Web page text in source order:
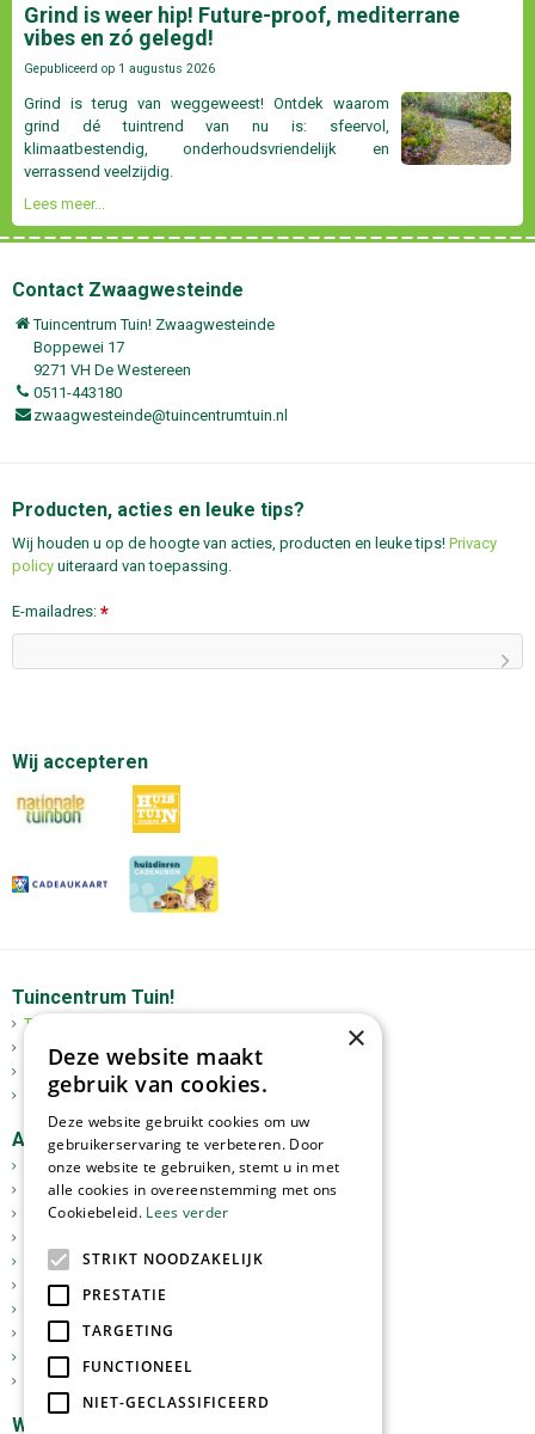
Grind is weer hip! Future-proof, mediterrane
vibes en zó gelegd!
Gepubliceerd op 1 augustus 2026
Grind is terug van weggeweest! Ontdek waarom
grind dé tuintrend van nu is: sfeervol,
klimaatbestendig, onderhoudsvriendelijk en
verrassend veelzijdig.
Lees meer...
Contact Zwaagwesteinde
Tuincentrum Tuin! Zwaagwesteinde
Boppewei 17
9271 VH De Westereen
0511-443180
zwaagwesteinde@tuincentrumtuin.nl
Producten, acties en leuke tips?
Wij houden u op de hoogte van acties, producten en leuke tips! Privacy
policy uiteraard van toepassing.
E-mailadres: *
Wij accepteren
Tuincentrum Tuin!
Tuincentrum
Mediterrane bomen
Kerst
Assortiment
Tuinplanten
Kamerplanten
Tuinverlichting
Meststoffen
Graszoden
Tuingereedschap
Vijverartikelen
Sfeer en Cadeau
Dierbenodigdheden
Webshop
×
Deze website maakt
gebruik van cookies.
Deze website gebruikt cookies om uw
gebruikerservaring te verbeteren. Door
onze website te gebruiken, stemt u in met
alle cookies in overeenstemming met ons
Cookiebeleid. Lees verder
STRIKT NOODZAKELIJK
PRESTATIE
TARGETING
FUNCTIONEEL
NIET-GECLASSIFICEERD